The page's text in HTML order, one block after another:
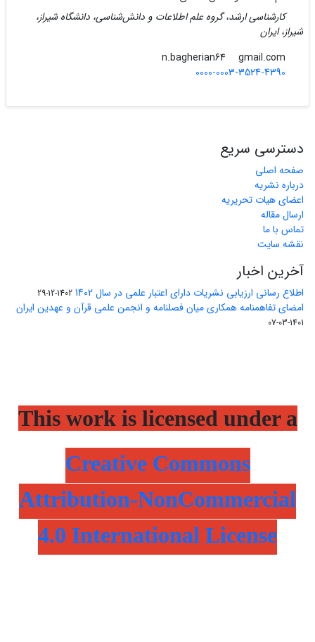
کارشناسی ارشد، گروه علم اطلاعات و دانش‌شناسی، دانشگاه شیراز،
شیراز، ایران
gmail.com
0000-0003-3524-4390
دسترسی سریع
صفحه اصلی
درباره نشریه
اعضای هیات تحریریه
ارسال مقاله
تماس با ما
نقشه سایت
آخرین اخبار
اطلاع رسانی ارزیابی نشریات دارای اعتبار علمی در سال 1402 1402-12-29
امضای تفاهمنامه همکاری میان فصلنامه و انجمن علمی قرآن و عهدین ایران
1401-03-07
This work is licensed under a
Creative Commons
Attribution-NonCommercial
4.0 International License